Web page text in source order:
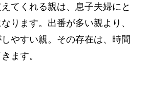
てくれる親は、息子夫婦にと
ります。出番が多い親より、
やすい親。その存在は、時間
ます。